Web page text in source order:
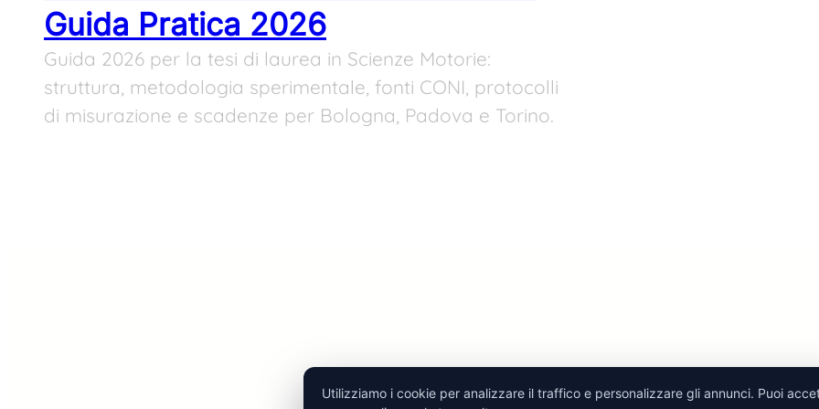
Guida Pratica 2026
Guida 2026 per la tesi di laurea in Scienze Motorie:
struttura, metodologia sperimentale, fonti CONI, protocolli
di misurazione e scadenze per Bologna, Padova e Torino.
Utilizziamo i cookie per analizzare il traffico e personalizzare gli annunci. Puoi